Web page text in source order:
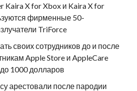
Kaira X for Xbox и Kaira X for
фирменные 50-
TriForce
своих сотрудников до и после
Apple Store и AppleCare
1000 долларов
арестовали после пародии